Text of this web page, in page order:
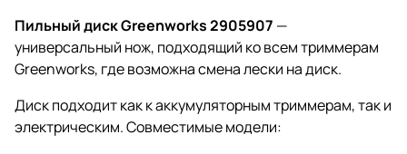
Пильный диск Greenworks 2905907 —
универсальный нож, подходящий ко всем триммерам
Greenworks, где возможна смена лески на диск.
Диск подходит как к аккумуляторным триммерам, так и
электрическим. Совместимые модели: